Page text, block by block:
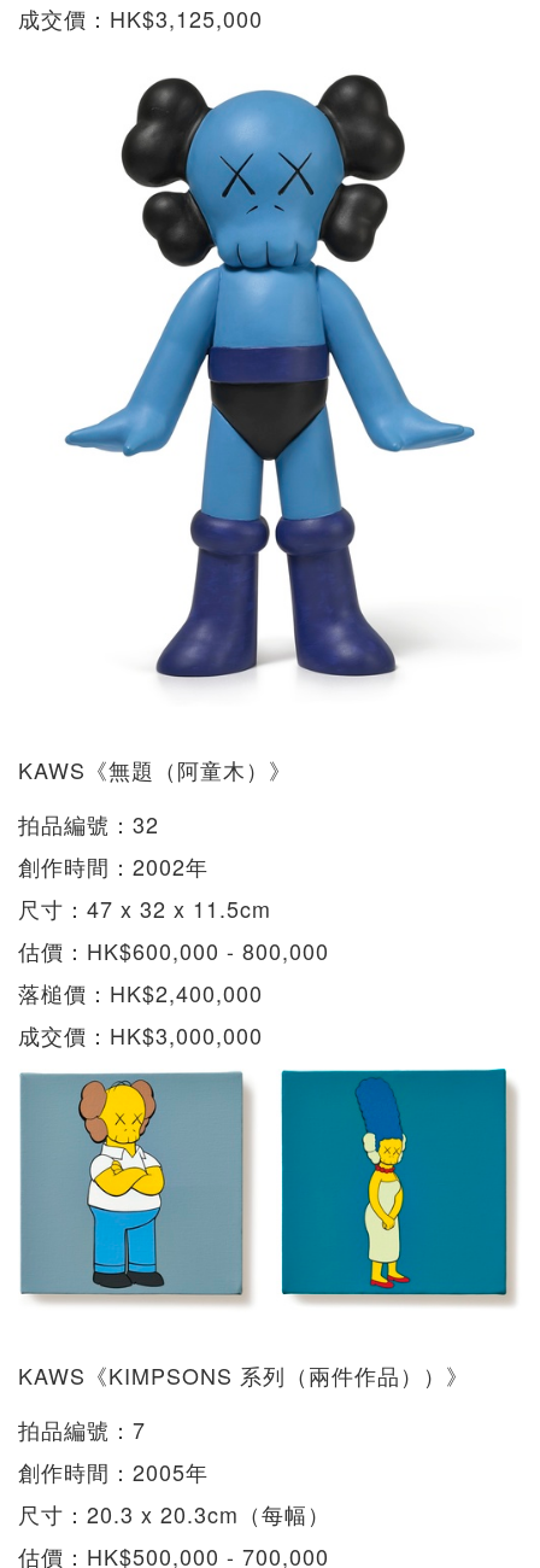
成交價：HK$3,125,000
KAWS《無題（阿童木）》
拍品編號：32
創作時間：2002年
尺寸：47 x 32 x 11.5cm
估價：HK$600,000 - 800,000
落槌價：HK$2,400,000
成交價：HK$3,000,000
KAWS《KIMPSONS 系列（兩件作品））》
拍品編號：7
創作時間：2005年
尺寸：20.3 x 20.3cm（每幅）
估價：HK$500,000 - 700,000